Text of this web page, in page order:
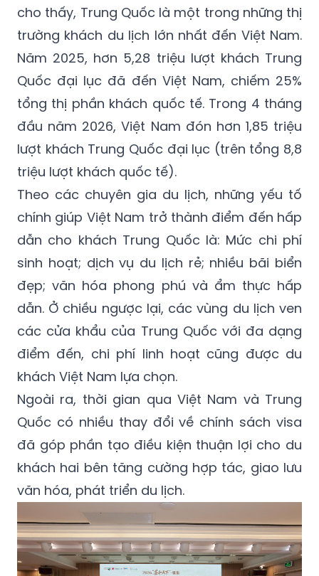
cho thấy, Trung Quốc là một trong những thị
trường khách du lịch lớn nhất đến Việt Nam.
Năm 2025, hơn 5,28 triệu lượt khách Trung
Quốc đại lục đã đến Việt Nam, chiếm 25%
tổng thị phần khách quốc tế. Trong 4 tháng
đầu năm 2026, Việt Nam đón hơn 1,85 triệu
lượt khách Trung Quốc đại lục (trên tổng 8,8
triệu lượt khách quốc tế).
Theo các chuyên gia du lịch, những yếu tố
chính giúp Việt Nam trở thành điểm đến hấp
dẫn cho khách Trung Quốc là: Mức chi phí
sinh hoạt; dịch vụ du lịch rẻ; nhiều bãi biển
đẹp; văn hóa phong phú và ẩm thực hấp
dẫn. Ở chiều ngược lại, các vùng du lịch ven
các cửa khẩu của Trung Quốc với đa dạng
điểm đến, chi phí linh hoạt cũng được du
khách Việt Nam lựa chọn.
Ngoài ra, thời gian qua Việt Nam và Trung
Quốc có nhiều thay đổi về chính sách visa
đã góp phần tạo điều kiện thuận lợi cho du
khách hai bên tăng cường hợp tác, giao lưu
văn hóa, phát triển du lịch.